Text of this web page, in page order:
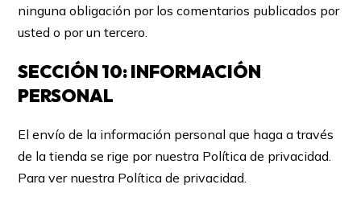
ninguna obligación por los comentarios publicados por
usted o por un tercero.
SECCIÓN 10: INFORMACIÓN
PERSONAL
El envío de la información personal que haga a través
de la tienda se rige por nuestra Política de privacidad.
Para ver nuestra Política de privacidad.